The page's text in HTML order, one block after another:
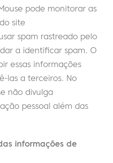
pode monitorar as
site
spam rastreado pelo
a identificar spam. O
essas informações
las a terceiros. No
não divulga
pessoal além das
informações de